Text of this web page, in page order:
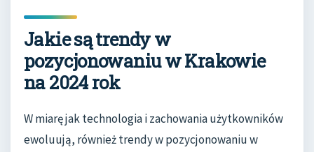
Jakie są trendy w
pozycjonowaniu w Krakowie
na 2024 rok
W miarę jak technologia i zachowania użytkowników
ewoluują, również trendy w pozycjonowaniu w